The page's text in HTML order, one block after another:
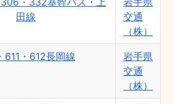
田線
交通
（株）
611・612長岡線
岩手県
交通
（株）